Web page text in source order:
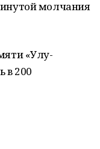
молчания
«Улу-
в 200